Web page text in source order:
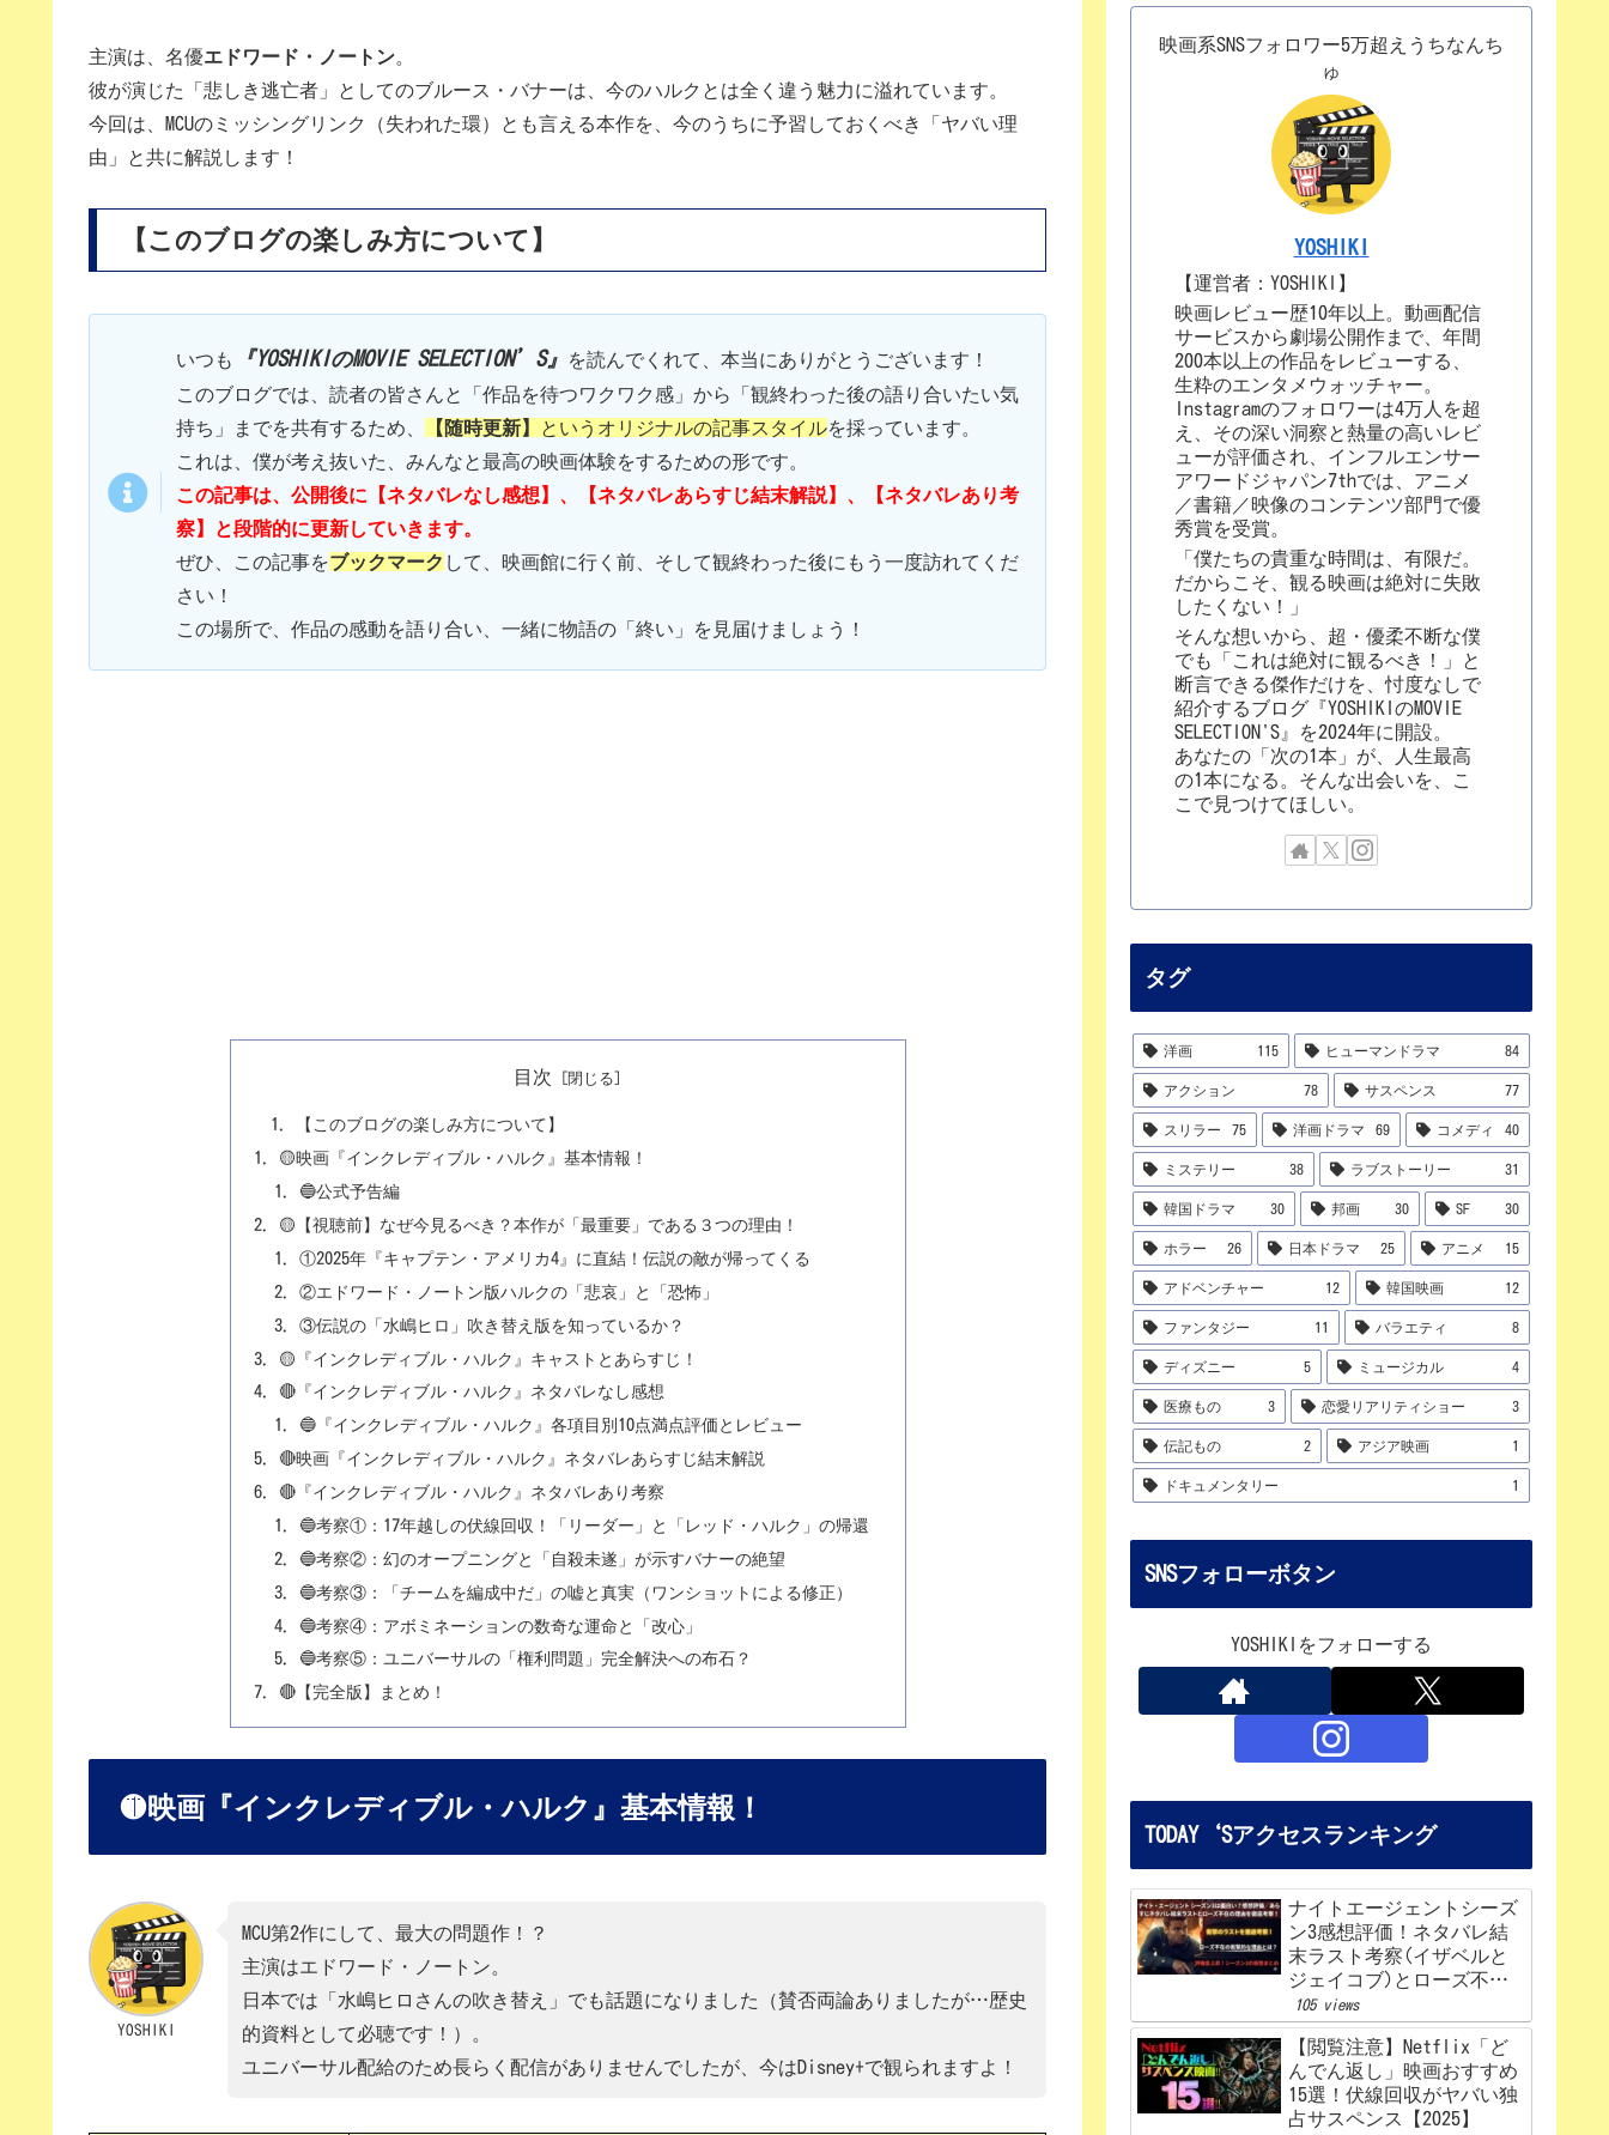
主演は、名優エドワード・ノートン
彼が演じた「悲しき逃亡者」としてのブルース・バナーは、今のハルクとは全く違う魅力に溢れています。
今回は、MCUのミッシングリンク（失われた環）とも言える本作を、今のうちに予習しておくべき「ヤバい理
由」と共に解説します！
【このブログの楽しみ方について】
いつも 『YOSHIKIのMOVIE SELECTION’S』
を読んでくれて、本当にありがとうございます！
このブログでは、読者の皆さんと「作品を待つワクワク感」から「観終わった後の語り合いたい気
持ち」までを共有するため、
【随時更新】 というオリジナルの記事スタイルを採っています。
これは、僕が考え抜いた、みんなと最高の映画体験をするための形です。
この記事は、公開後に【ネタバレなし感想】、【ネタバレあらすじ結末解説】、【ネタバレあり考
察】と段階的に更新していきます。
ぜひ、この記事をブックマーク して、映画館に行く前、そして観終わった後にもう一度訪れてくだ
さい！
この場所で、作品の感動を語り合い、一緒に物語の「終い」を見届けましょう！
目次
【このブログの楽しみ方について】
🟡映画『インクレディブル・ハルク』基本情報！
🔵公式予告編
🟡【視聴前】なぜ今見るべき？本作が「最重要」である３つの理由！
①2025年『キャプテン・アメリカ4』に直結！伝説の敵が帰ってくる
②エドワード・ノートン版ハルクの「悲哀」と「恐怖」
③伝説の「水嶋ヒロ」吹き替え版を知っているか？
🟡『インクレディブル・ハルク』キャストとあらすじ！
🔴『インクレディブル・ハルク』ネタバレなし感想
🔵『インクレディブル・ハルク』各項目別10点満点評価とレビュー
🔴映画『インクレディブル・ハルク』ネタバレあらすじ結末解説
🔴『インクレディブル・ハルク』ネタバレあり考察
🔵考察①：17年越しの伏線回収！「リーダー」と「レッド・ハルク」の帰還
🔵考察②：幻のオープニングと「自殺未遂」が示すバナーの絶望
🔵考察③：「チームを編成中だ」の嘘と真実（ワンショットによる修正）
🔵考察④：アボミネーションの数奇な運命と「改心」
🔵考察⑤：ユニバーサルの「権利問題」完全解決への布石？
🔴【完全版】まとめ！
🟡映画『インクレディブル・ハルク』基本情報！
YOSHIKI
MCU第2作にして、最大の問題作！？
主演はエドワード・ノートン。
日本では「水嶋ヒロさんの吹き替え」でも話題になりました（賛否両論ありましたが…歴史
的資料として必聴です！）。
ユニバーサル配給のため長らく配信がありませんでしたが、今はDisney+で観られますよ！
映画系SNSフォロワー5万超えうちなんち
ゅ
YOSHIKI
【運営者：YOSHIKI】
映画レビュー歴10年以上。動画配信
サービスから劇場公開作まで、年間
200本以上の作品をレビューする、
生粋のエンタメウォッチャー。
Instagramのフォロワーは4万人を超
え、その深い洞察と熱量の高いレビ
ューが評価され、インフルエンサー
アワードジャパン7thでは、アニメ
／書籍／映像のコンテンツ部門で優
秀賞を受賞。
「僕たちの貴重な時間は、有限だ。
だからこそ、観る映画は絶対に失敗
したくない！」
そんな想いから、超・優柔不断な僕
でも「これは絶対に観るべき！」と
断言できる傑作だけを、忖度なしで
紹介するブログ『YOSHIKIのMOVIE
SELECTION'S』を2024年に開設。
あなたの「次の1本」が、人生最高
の1本になる。そんな出会いを、こ
こで見つけてほしい。
タグ
洋画 115 ヒューマンドラマ 84
アクション 78 サスペンス 77
スリラー 75 洋画ドラマ 69 コメディ 40
ミステリー 38 ラブストーリー 31
韓国ドラマ 30 邦画 30 SF 30
ホラー 26 日本ドラマ 25 アニメ 15
アドベンチャー 12 韓国映画 12
ファンタジー 11 バラエティ 8
ディズニー 5 ミュージカル 4
医療もの 3 恋愛リアリティショー 3
伝記もの 2 アジア映画 1
ドキュメンタリー 1
SNSフォローボタン
YOSHIKIをフォローする
TODAY‘Sアクセスランキング
ナイトエージェントシーズ
ン3感想評価！ネタバレ結
末ラスト考察(イザベルと
ジェイコブ)とローズ不在
の理由を解説‼
105 views
【閲覧注意】Netflix「ど
んでん返し」映画おすすめ
15選！伏線回収がヤバい独
占サスペンス【2025】